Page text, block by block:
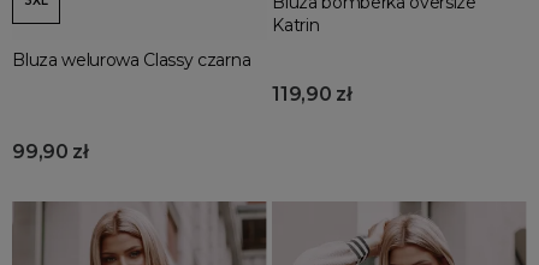
Bluza welurowa Classy czarna
99,90 zł
Katrin
119,90 zł